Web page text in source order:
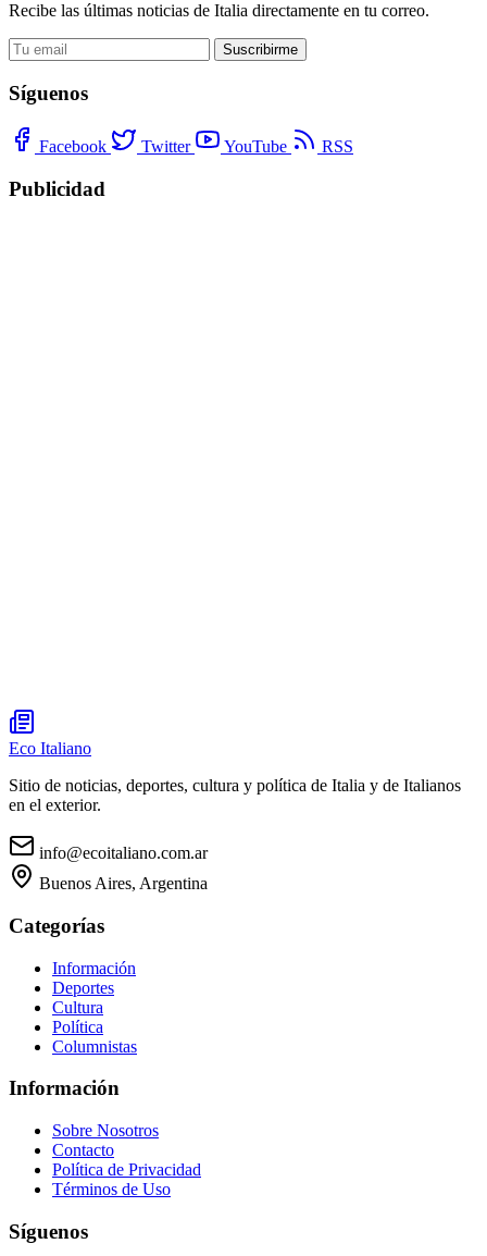
Recibe las últimas noticias de Italia directamente en tu correo.
Suscribirme
Síguenos
Facebook Twitter YouTube RSS
Publicidad
Eco Italiano
Sitio de noticias, deportes, cultura y política de Italia y de Italianos
en el exterior.
info@ecoitaliano.com.ar
Buenos Aires, Argentina
Categorías
Información
Deportes
Cultura
Política
Columnistas
Información
Sobre Nosotros
Contacto
Política de Privacidad
Términos de Uso
Síguenos